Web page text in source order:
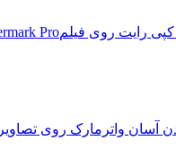
کپی رایت روی فیلمPro
آسان واترمارک روی تصاویر